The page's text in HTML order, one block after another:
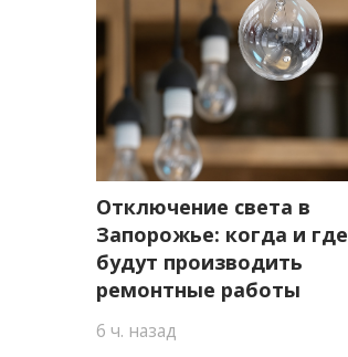
Отключение света в
Запорожье: когда и где
будут производить
ремонтные работы
6 ч. назад